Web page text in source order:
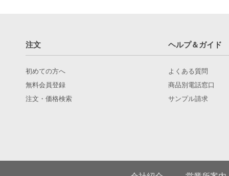
注文 ヘルプ＆ガイド
初めての方へ
無料会員登録
注文・価格検索
よくある質問
商品別電話窓口
サンプル請求